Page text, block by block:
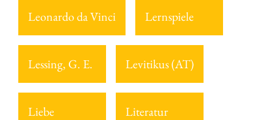
Leonardo da Vinci Lernspiele
Lessing, G. E. Levitikus (AT)
Liebe Literatur